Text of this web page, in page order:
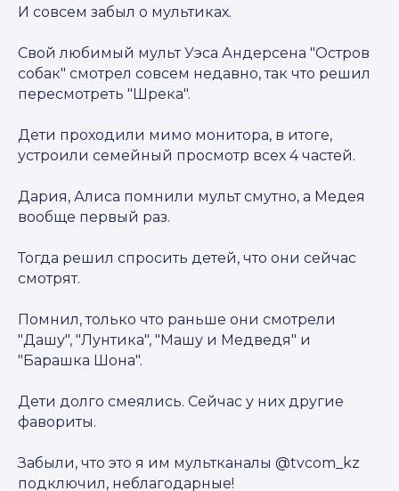
И совсем забыл о мультиках.
Свой любимый мульт Уэса Андерсена "Остров
собак" смотрел совсем недавно, так что решил
пересмотреть "Шрека".
Дети проходили мимо монитора, в итоге,
устроили семейный просмотр всех 4 частей.
Дария, Алиса помнили мульт смутно, а Медея
вообще первый раз.
Тогда решил спросить детей, что они сейчас
смотрят.
Помнил, только что раньше они смотрели
"Дашу", "Лунтика", "Машу и Медведя" и
"Барашка Шона".
Дети долго смеялись. Сейчас у них другие
фавориты.
Забыли, что это я им мультканалы @tvcom_kz
подключил, неблагодарные!